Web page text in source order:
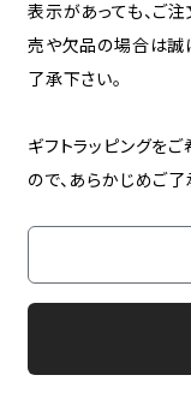
表示があっても、ご
売や欠品の場合は誠
了承下さい。
ギフトラッピングを
ので、あらかじめご了